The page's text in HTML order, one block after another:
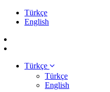
Türkçe
English
Türkçe
Türkçe
English